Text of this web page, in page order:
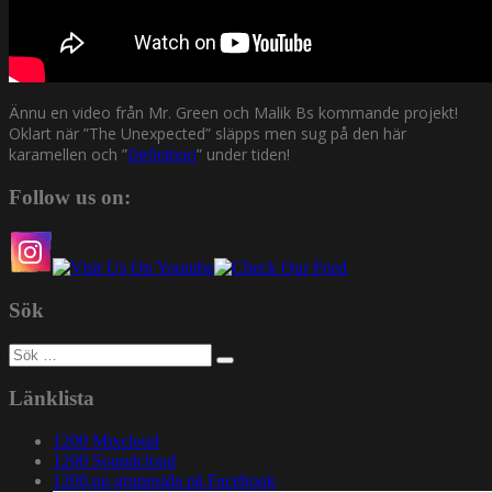
Ännu en video från Mr. Green och Malik Bs kommande projekt!
Oklart när ”The Unexpected” släpps men sug på den här
karamellen och ”Definition” under tiden!
Follow us on:
Sök
Sök
efter:
Länklista
1200 Mixcloud
1200 Soundcloud
1200.nu gruppsida på Facebook